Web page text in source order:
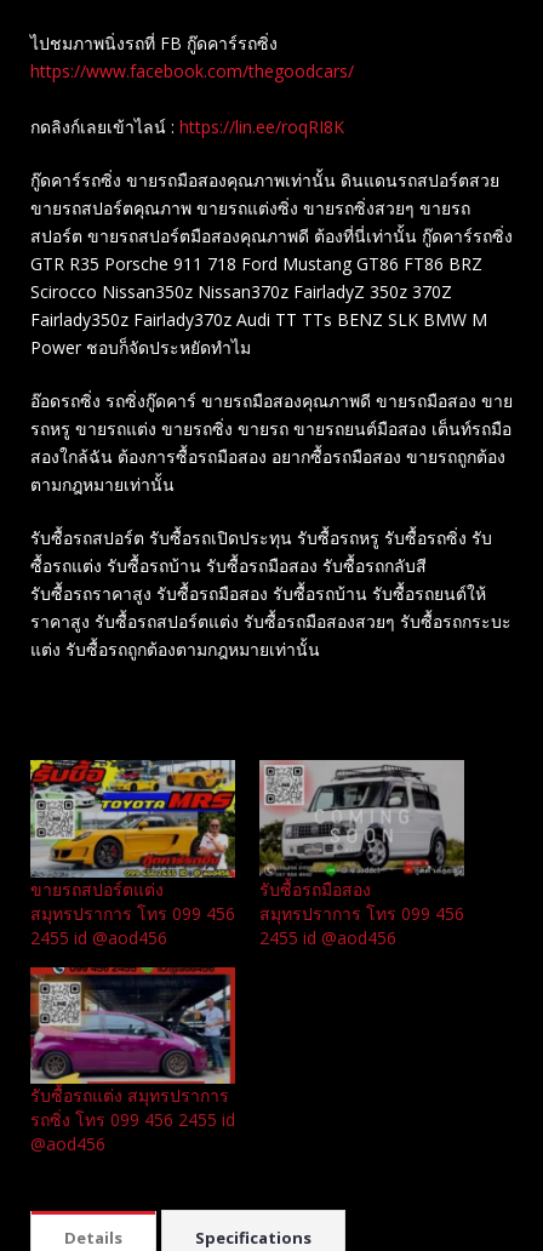
ไปชมภาพนิ่งรถที่ FB กู๊ดคาร์รถซิ่ง
https://www.facebook.com/thegoodcars/
กดลิงก์เลยเข้าไลน์ : https://lin.ee/roqRI8K
กู๊ดคาร์รถซิ่ง ขายรถมือสองคุณภาพเท่านั้น ดินแดนรถสปอร์ตสวย
ขายรถสปอร์ตคุณภาพ ขายรถแต่งซิ่ง ขายรถซิ่งสวยๆ ขายรถ
สปอร์ต ขายรถสปอร์ตมือสองคุณภาพดี ต้องที่นี่เท่านั้น กู๊ดคาร์รถซิ่ง
GTR R35 Porsche 911 718 Ford Mustang GT86 FT86 BRZ
Scirocco Nissan350z Nissan370z FairladyZ 350z 370Z
Fairlady350z Fairlady370z Audi TT TTs BENZ SLK BMW M
Power ชอบก็จัดประหยัดทำไม
อ๊อดรถซิ่ง รถซิ่งกู๊ดคาร์ ขายรถมือสองคุณภาพดี ขายรถมือสอง ขาย
รถหรู ขายรถแต่ง ขายรถซิ่ง ขายรถ ขายรถยนต์มือสอง เต็นท์รถมือ
สองใกล้ฉัน ต้องการซื้อรถมือสอง อยากซื้อรถมือสอง ขายรถถูกต้อง
ตามกฎหมายเท่านั้น
รับซื้อรถสปอร์ต รับซื้อรถเปิดประทุน รับซื้อรถหรู รับซื้อรถซิ่ง รับ
ซื้อรถแต่ง รับซื้อรถบ้าน รับซื้อรถมือสอง รับซื้อรถกลับสี
รับซื้อรถราคาสูง รับซื้อรถมือสอง รับซื้อรถบ้าน รับซื้อรถยนต์ให้
ราคาสูง รับซื้อรถสปอร์ตแต่ง รับซื้อรถมือสองสวยๆ รับซื้อรถกระบะ
แต่ง รับซื้อรถถูกต้องตามกฎหมายเท่านั้น
ขายรถสปอร์ตแต่ง
สมุทรปราการ โทร 099 456
2455 id @aod456
รับซื้อรถมือสอง
สมุทรปราการ โทร 099 456
2455 id @aod456
รับซื้อรถแต่ง สมุทรปราการ
รถซิ่ง โทร 099 456 2455 id
@aod456
Details Specifications